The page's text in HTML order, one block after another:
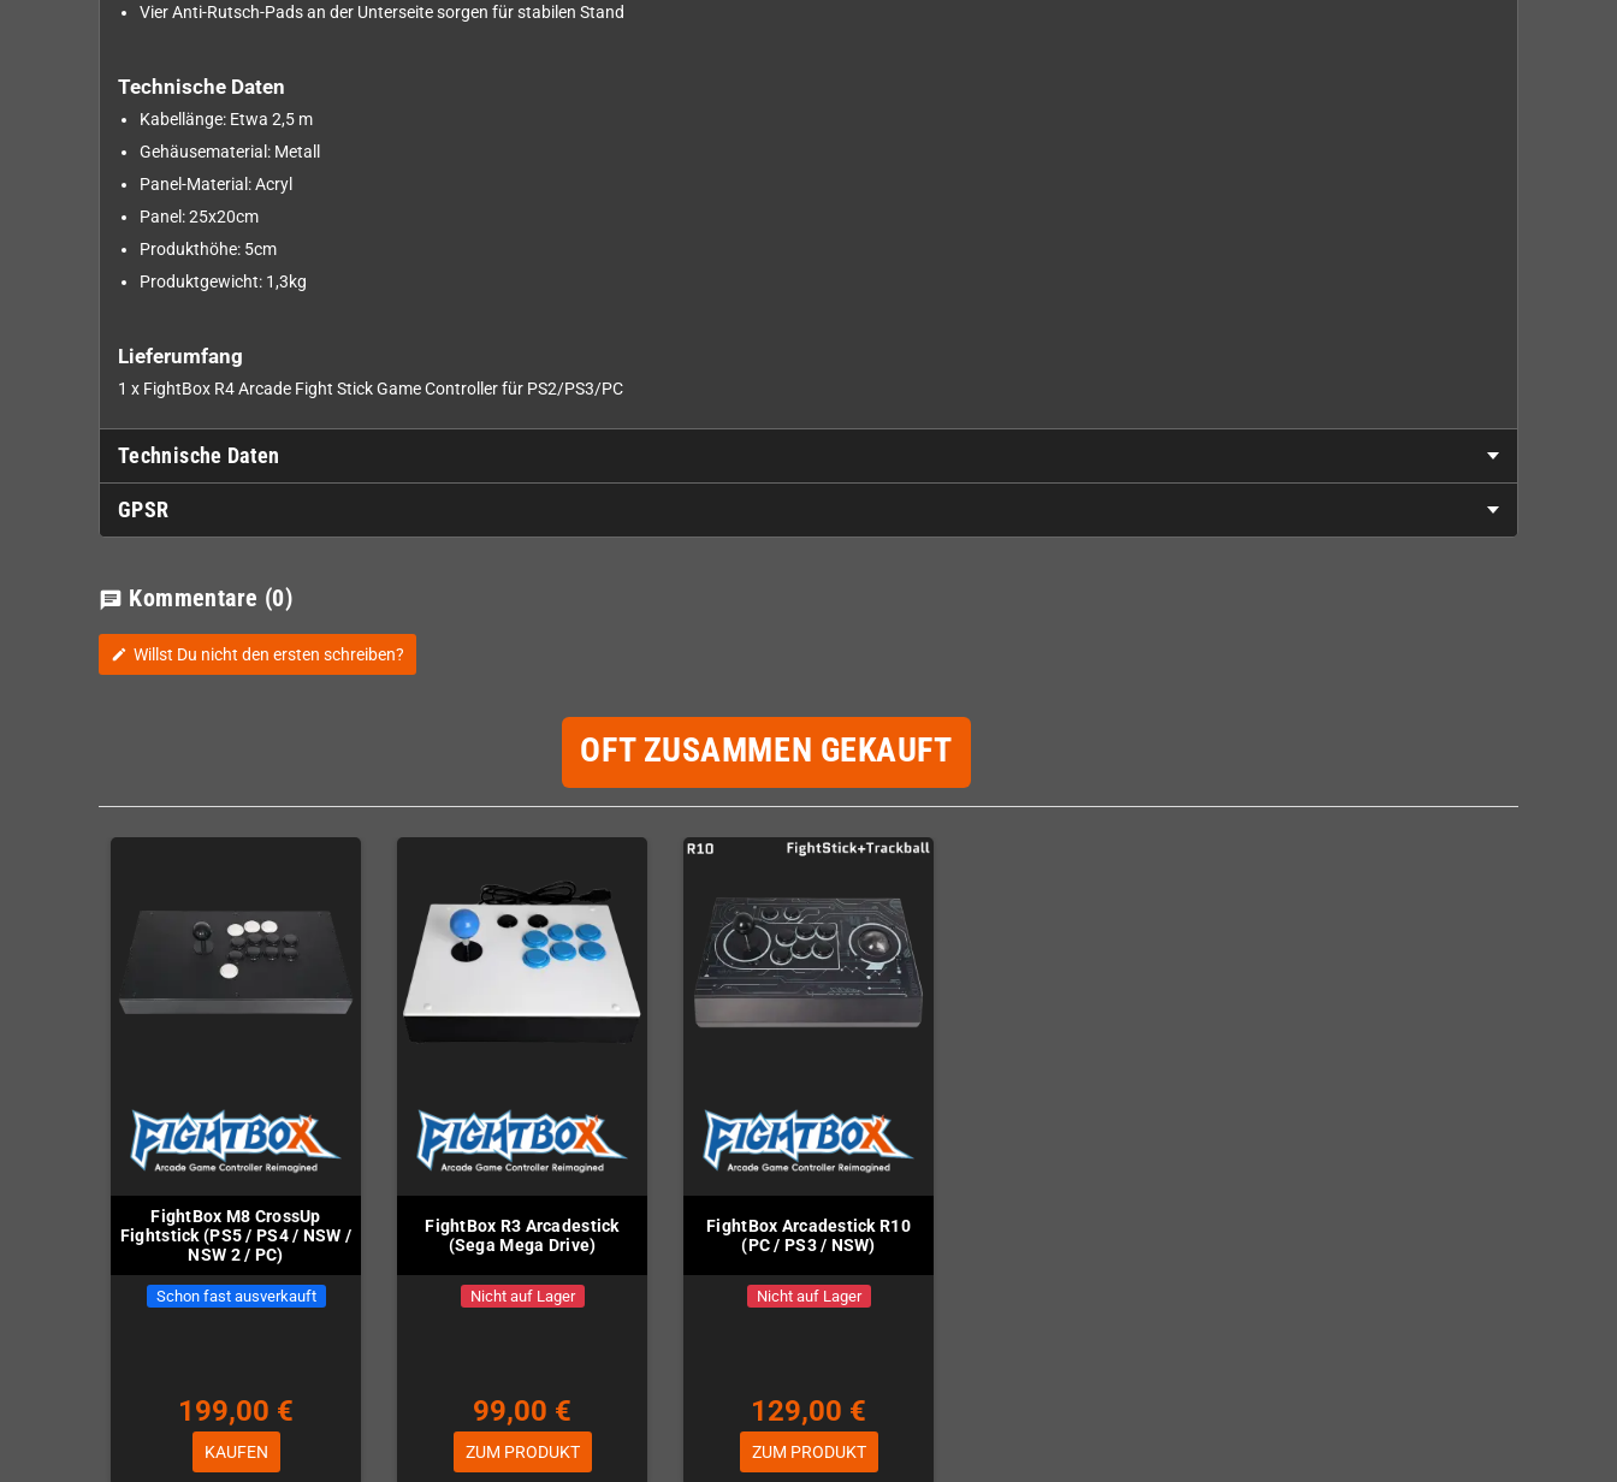
Vier Anti-Rutsch-Pads an der Unterseite sorgen für stabilen Stand
Technische Daten
Kabellänge: Etwa 2,5 m
Gehäusematerial: Metall
Panel-Material: Acryl
Panel: 25x20cm
Produkthöhe: 5cm
Produktgewicht: 1,3kg
Lieferumfang
1 x FightBox R4 Arcade Fight Stick Game Controller für PS2/PS3/PC
Technische Daten
GPSR
chat Kommentare (0)
edit Willst Du nicht den ersten schreiben?
OFT ZUSAMMEN GEKAUFT
FightBox M8 CrossUp
Fightstick (PS5 / PS4 / NSW /
NSW 2 / PC)
Schon fast ausverkauft
199,00 €
KAUFEN
FightBox R3 Arcadestick
(Sega Mega Drive)
Nicht auf Lager
99,00 €
ZUM PRODUKT
FightBox Arcadestick R10
(PC / PS3 / NSW)
Nicht auf Lager
129,00 €
ZUM PRODUKT